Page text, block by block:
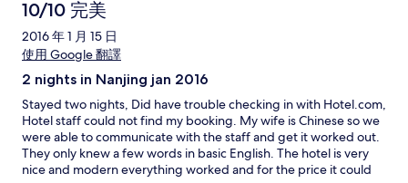
10/10 完美
2016 年 1 月 15 日
使用 Google 翻譯
2 nights in Nanjing jan 2016
Stayed two nights, Did have trouble checking in with Hotel.com,
Hotel staff could not find my booking. My wife is Chinese so we
were able to communicate with the staff and get it worked out.
They only knew a few words in basic English. The hotel is very
nice and modern everything worked and for the price it could